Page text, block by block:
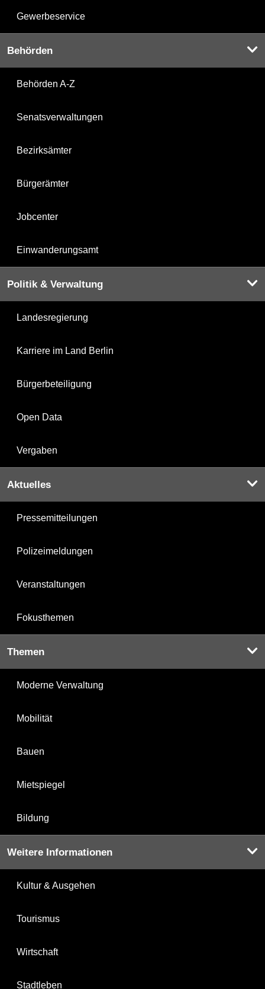
Gewerbeservice
Behörden
Behörden A-Z
Senatsverwaltungen
Bezirksämter
Bürgerämter
Jobcenter
Einwanderungsamt
Politik & Verwaltung
Landesregierung
Karriere im Land Berlin
Bürgerbeteiligung
Open Data
Vergaben
Aktuelles
Pressemitteilungen
Polizeimeldungen
Veranstaltungen
Fokusthemen
Themen
Moderne Verwaltung
Mobilität
Bauen
Mietspiegel
Bildung
Weitere Informationen
Kultur & Ausgehen
Tourismus
Wirtschaft
Stadtleben